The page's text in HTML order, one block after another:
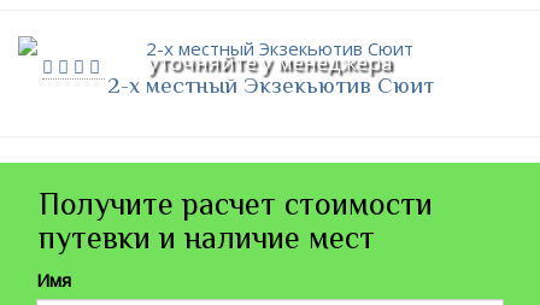
уточняйте у менеджера
2-х местный Экзекьютив Сюит
Получите расчет стоимости
путевки и наличие мест
Имя